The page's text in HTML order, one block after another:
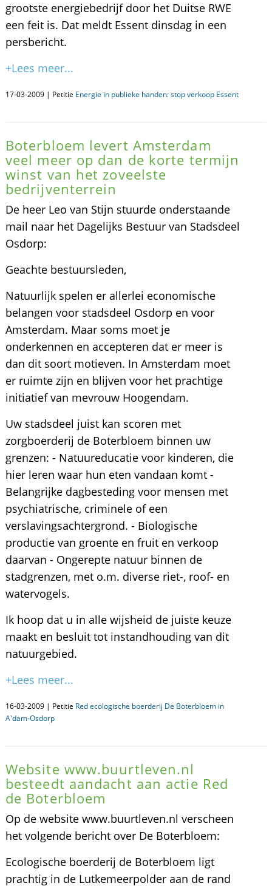
grootste energiebedrijf door het Duitse RWE
een feit is. Dat meldt Essent dinsdag in een
persbericht.
+Lees meer...
17-03-2009 | Petitie Energie in publieke handen: stop verkoop Essent
Boterbloem levert Amsterdam
veel meer op dan de korte termijn
winst van het zoveelste
bedrijventerrein
De heer Leo van Stijn stuurde onderstaande
mail naar het Dagelijks Bestuur van Stadsdeel
Osdorp:
Geachte bestuursleden,
Natuurlijk spelen er allerlei economische
belangen voor stadsdeel Osdorp en voor
Amsterdam. Maar soms moet je
onderkennen en accepteren dat er meer is
dan dit soort motieven. In Amsterdam moet
er ruimte zijn en blijven voor het prachtige
initiatief van mevrouw Hoogendam.
Uw stadsdeel juist kan scoren met
zorgboerderij de Boterbloem binnen uw
grenzen: - Natuureducatie voor kinderen, die
hier leren waar hun eten vandaan komt -
Belangrijke dagbesteding voor mensen met
psychiatrische, criminele of een
verslavingsachtergrond. - Biologische
productie van groente en fruit en verkoop
daarvan - Ongerepte natuur binnen de
stadgrenzen, met o.m. diverse riet-, roof- en
watervogels.
Ik hoop dat u in alle wijsheid de juiste keuze
maakt en besluit tot instandhouding van dit
natuurgebied.
+Lees meer...
16-03-2009 | Petitie Red ecologische boerderij De Boterbloem in
A'dam-Osdorp
Website www.buurtleven.nl
besteedt aandacht aan actie Red
de Boterbloem
Op de website www.buurtleven.nl verscheen
het volgende bericht over De Boterbloem:
Ecologische boerderij de Boterbloem ligt
prachtig in de Lutkemeerpolder aan de rand